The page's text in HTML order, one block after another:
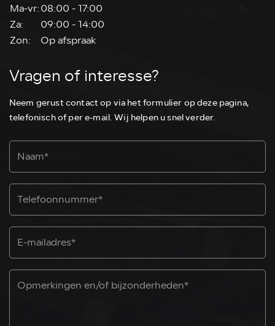
Ma-vr:08:00 - 17:00
Za:
09:00 - 14:00
Zon:
Op afspraak
Vragen of interesse?
Neem gerust contact op via het formulier op deze pagina,
telefonisch of per e-mail. Wij helpen u snel verder.